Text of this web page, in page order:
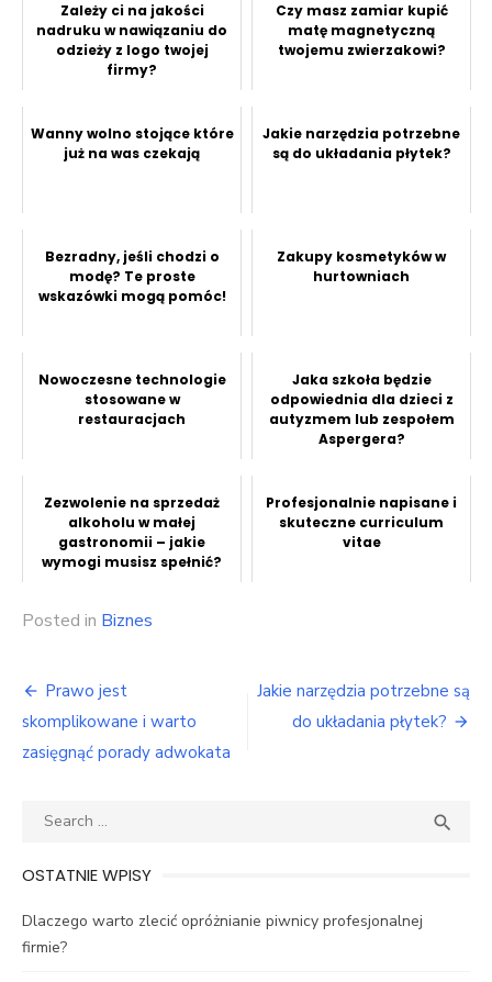
Zależy ci na jakości
nadruku w nawiązaniu do
odzieży z logo twojej
firmy?
Czy masz zamiar kupić
matę magnetyczną
twojemu zwierzakowi?
Wanny wolno stojące które
już na was czekają
Jakie narzędzia potrzebne
są do układania płytek?
Bezradny, jeśli chodzi o
modę? Te proste
wskazówki mogą pomóc!
Zakupy kosmetyków w
hurtowniach
Nowoczesne technologie
stosowane w
restauracjach
Jaka szkoła będzie
odpowiednia dla dzieci z
autyzmem lub zespołem
Aspergera?
Zezwolenie na sprzedaż
alkoholu w małej
gastronomii – jakie
wymogi musisz spełnić?
Profesjonalnie napisane i
skuteczne curriculum
vitae
Posted in Biznes
Nawigacja
wpisu
Prawo jest
skomplikowane i warto
zasięgnąć porady adwokata
Jakie narzędzia potrzebne są
do układania płytek?
Search

OSTATNIE WPISY
Dlaczego warto zlecić opróżnianie piwnicy profesjonalnej
firmie?